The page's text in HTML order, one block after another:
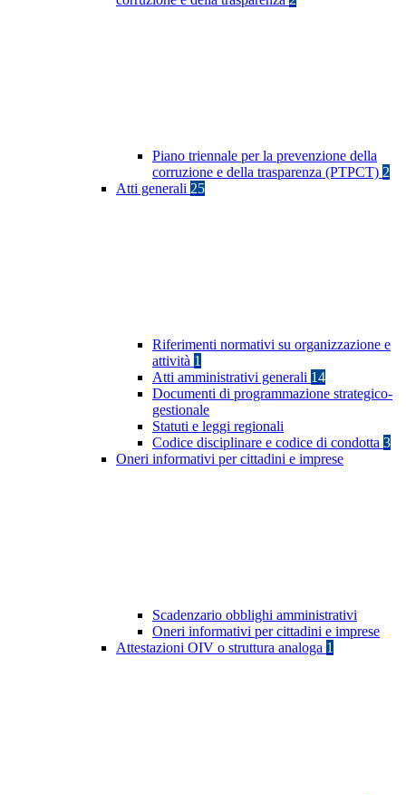
Piano triennale per la prevenzione della
corruzione e della trasparenza (PTPCT) 2
Atti generali 25
Riferimenti normativi su organizzazione e
attività 1
Atti amministrativi generali 14
Documenti di programmazione strategico-
gestionale
Statuti e leggi regionali
Codice disciplinare e codice di condotta 3
Oneri informativi per cittadini e imprese
Scadenzario obblighi amministrativi
Oneri informativi per cittadini e imprese
Attestazioni OIV o struttura analoga 1